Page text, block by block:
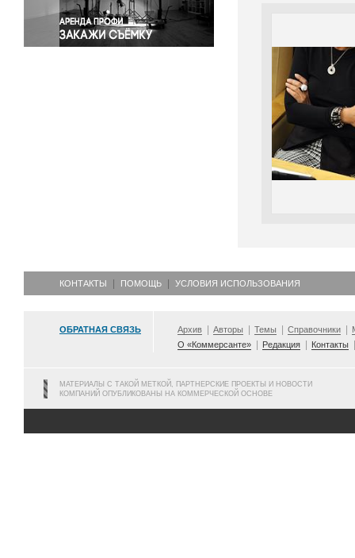
Экономика и бизнес
КОНТАКТЫ ПОМОЩЬ УСЛОВИЯ ИСПОЛЬЗОВАНИЯ
ОБРАТНАЯ СВЯЗЬ Архив Авторы Темы Справочники
О «Коммерсанте»
Редакция Контакты
МАТЕРИАЛЫ С ТАКОЙ МЕТКОЙ, ПАРТНЕРСКИЕ ПРОЕКТЫ И НОВОСТИ
КОМПАНИЙ ОПУБЛИКОВАНЫ НА КОММЕРЧЕСКОЙ ОСНОВЕ